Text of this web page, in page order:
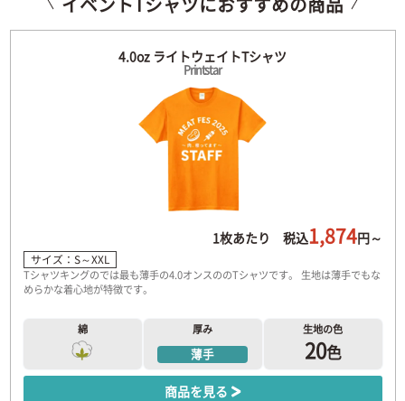
4.0oz ライトウェイトTシャツ
Printstar
1枚あたり 税込1,874円～
サイズ：S～XXL
Tシャツキングのでは最も薄手の4.0オンスののTシャツです。 生地は薄手でもな
めらかな着心地が特徴です。
綿 厚み
薄手
生地の色
20色
商品を見る